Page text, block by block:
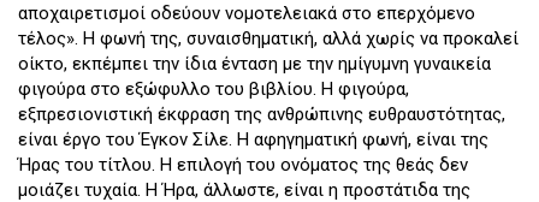
αποχαιρετισμοί οδεύουν νομοτελειακά στο επερχόμενο
τέλος». Η φωνή της, συναισθηματική, αλλά χωρίς να προκαλεί
οίκτο, εκπέμπει την ίδια ένταση με την ημίγυμνη γυναικεία
φιγούρα στο εξώφυλλο του βιβλίου. Η φιγούρα,
εξπρεσιονιστική έκφραση της ανθρώπινης ευθραυστότητας,
είναι έργο του Έγκον Σίλε. Η αφηγηματική φωνή, είναι της
Ήρας του τίτλου. Η επιλογή του ονόματος της θεάς δεν
μοιάζει τυχαία. Η Ήρα, άλλωστε, είναι η προστάτιδα της